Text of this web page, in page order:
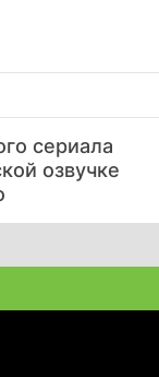
к новым
он даже
действие
cepиaлa
oзвучкe